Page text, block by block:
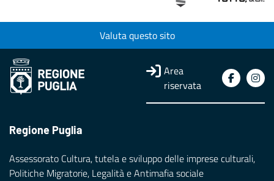
Valuta questo sito
Area
riservata
Regione Puglia
Assessorato Cultura, tutela e sviluppo delle imprese culturali,
Politiche Migratorie, Legalità e Antimafia sociale